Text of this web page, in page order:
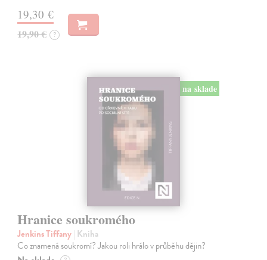
19,30 €
19,90 € ?
na sklade
Hranice soukromého
Jenkins Tiffany| Kniha
Co znamená soukromí? Jakou roli hrálo v průběhu dějin?